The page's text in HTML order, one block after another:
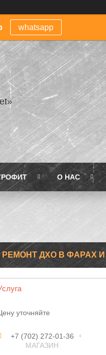
whatsapp
О НАС
РЕМОНТ ДХО В ФАРАХ
уточняйте
+7 (702) 272-01-36
МАГАЗИН